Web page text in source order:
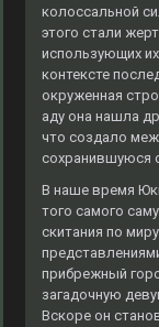
колоссальной
этого стали
использующих
контексте
окруженная
аду она нашла
что создало
сохранившуюся
В наше время
того самого
скитания по
прибрежный
загадочную
Вскоре он